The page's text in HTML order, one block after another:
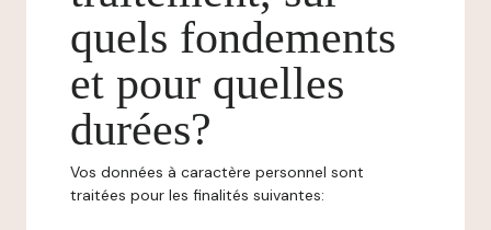
quels fondements
et pour quelles
durées?
Vos données à caractère personnel sont
traitées pour les finalités suivantes: